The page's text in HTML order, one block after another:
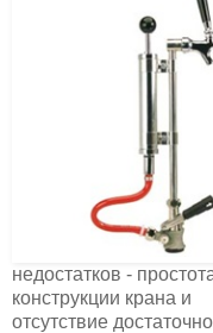
недостатков -
конструкции крана и
отсутствие